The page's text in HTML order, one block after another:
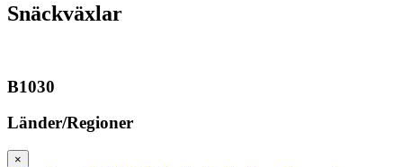
Snäckväxlar
B1030
Länder/Regioner
×